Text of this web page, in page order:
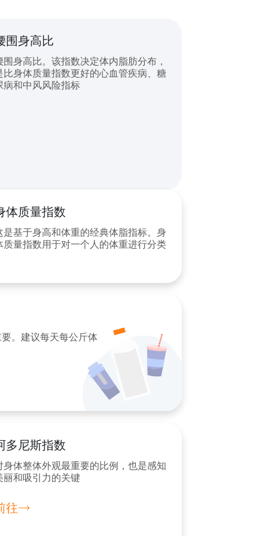
围身高比
围身高比。该指数决定体内脂肪分布，
比身体质量指数更好的心血管疾病、糖
病和中风风险指标
体质量指数
是基于身高和体重的经典体脂指标。身
质量指数用于对一个人的体重进行分类
。建议每天每公斤体
多尼斯指数
身体整体外观最重要的比例，也是感知
丽和吸引力的关键
往